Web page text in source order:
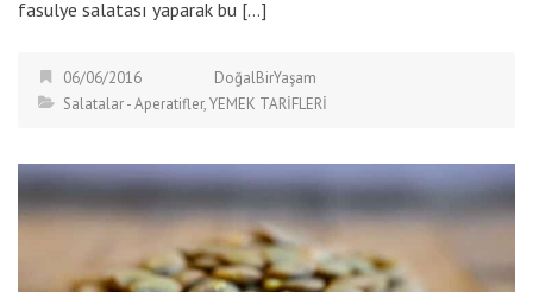
fasulye salatası yaparak bu […]
06/06/2016
DoğalBirYaşam
Salatalar - Aperatifler,YEMEK TARİFLERİ